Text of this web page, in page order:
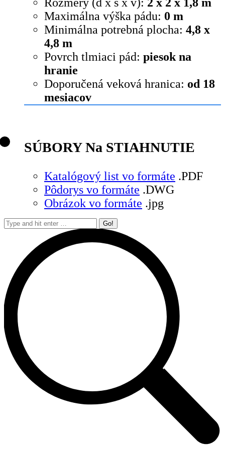
Maximálna výška pádu: 0 m
Minimálna potrebná plocha: 4,8 x
4,8 m
Povrch tlmiaci pád: piesok na
hranie
Doporučená veková hranica: od 18
mesiacov
SÚBORY Na STIAHNUTIE
Katalógový list vo formáte .PDF
Pôdorys vo formáte .DWG
Obrázok vo formáte .jpg
Search: